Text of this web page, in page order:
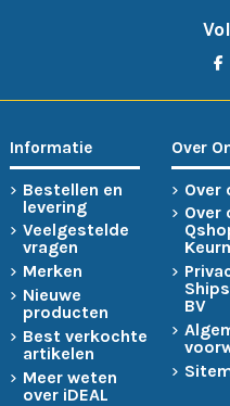
Informatie
Bestellen en
levering
Veelgestelde
vragen
Merken
Nieuwe
producten
Best verkochte
artikelen
Meer weten
over iDEAL
Over
Over
Over
BV